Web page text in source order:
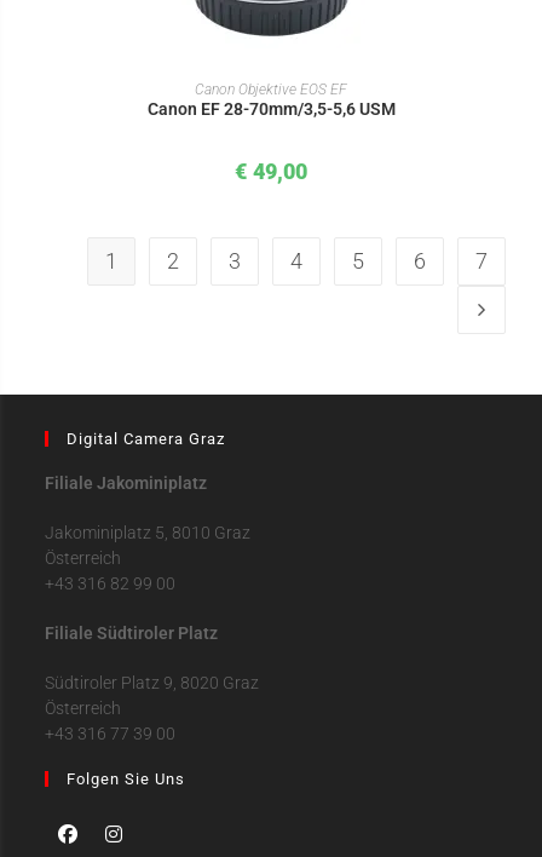
IN DEN WARENKORB
Canon Objektive EOS EF
Canon EF 28-70mm/3,5-5,6 USM
€ 49,00
1 2 3 4 5 6 7
Digital Camera Graz
Filiale Jakominiplatz
Jakominiplatz 5, 8010 Graz
Österreich
+43 316 82 99 00
Filiale Südtiroler Platz
Südtiroler Platz 9, 8020 Graz
Österreich
+43 316 77 39 00
Folgen Sie Uns